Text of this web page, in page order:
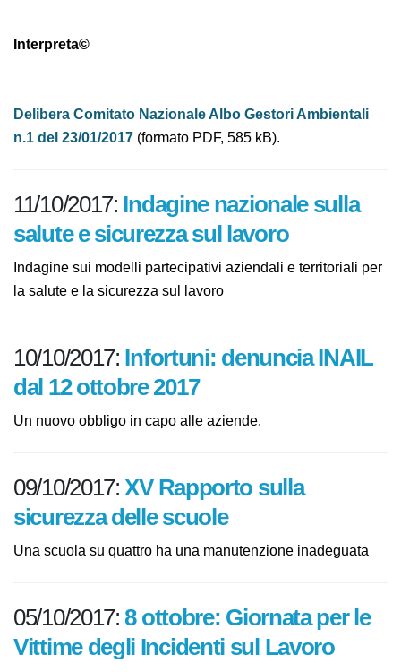
Interpreta©
Delibera Comitato Nazionale Albo Gestori
Ambientali n.1 del 23/01/2017 (formato PDF, 585 kB).
11/10/2017:Indagine nazionale
sulla salute e sicurezza sul lavoro
Indagine sui modelli partecipativi aziendali e territoriali
per la salute e la sicurezza sul lavoro
10/10/2017:Infortuni: denuncia
INAIL dal 12 ottobre 2017
Un nuovo obbligo in capo alle aziende.
09/10/2017:XV Rapporto sulla
sicurezza delle scuole
Una scuola su quattro ha una manutenzione
05/10/2017:8 ottobre: Giornata per